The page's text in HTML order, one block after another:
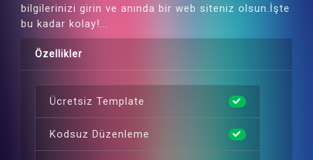
bilgilerinizi girin ve anında bir web siteniz olsun.İşte
bu kadar kolay!...
Özellikler
Ücretsiz Template
Kodsuz Düzenleme